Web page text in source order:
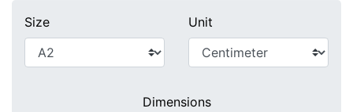
Size Unit
Dimensions